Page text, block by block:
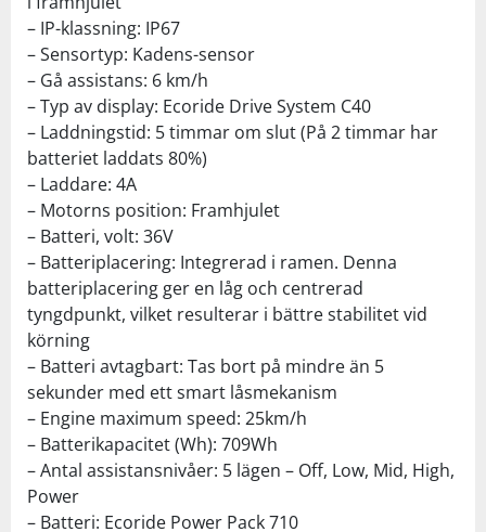
– IP-klassning: IP67
– Sensortyp: Kadens-sensor
– Gå assistans: 6 km/h
– Typ av display: Ecoride Drive System C40
– Laddningstid: 5 timmar om slut (På 2 timmar har
batteriet laddats 80%)
– Laddare: 4A
– Motorns position: Framhjulet
– Batteri, volt: 36V
– Batteriplacering: Integrerad i ramen. Denna
batteriplacering ger en låg och centrerad
tyngdpunkt, vilket resulterar i bättre stabilitet vid
körning
– Batteri avtagbart: Tas bort på mindre än 5
sekunder med ett smart låsmekanism
– Engine maximum speed: 25km/h
– Batterikapacitet (Wh): 709Wh
– Antal assistansnivåer: 5 lägen – Off, Low, Mid, High,
Power
– Batteri: Ecoride Power Pack 710